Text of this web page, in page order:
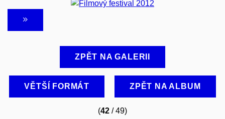
ZPĚT NA GALERII
VĚTŠÍ FORMÁT ZPĚT NA ALBUM
(42 / 49)